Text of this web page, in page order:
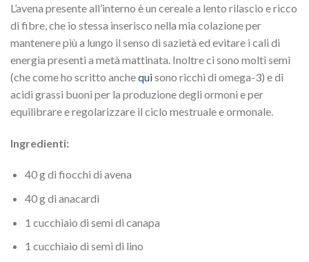
L’avena presente all’interno è un cereale a lento rilascio e ricco
di fibre, che io stessa inserisco nella mia colazione per
mantenere più a lungo il senso di sazietà ed evitare i cali di
energia presenti a metà mattinata. Inoltre ci sono molti semi
(che come ho scritto anchequisono ricchi di omega-3) e di
acidi grassi buoni per la produzione degli ormoni e per
equilibrare e regolarizzare il ciclo mestruale e ormonale.
Ingredienti:
40 g di fiocchi di avena
40 g di anacardi
1 cucchiaio di semi di canapa
1 cucchiaio di semi di lino